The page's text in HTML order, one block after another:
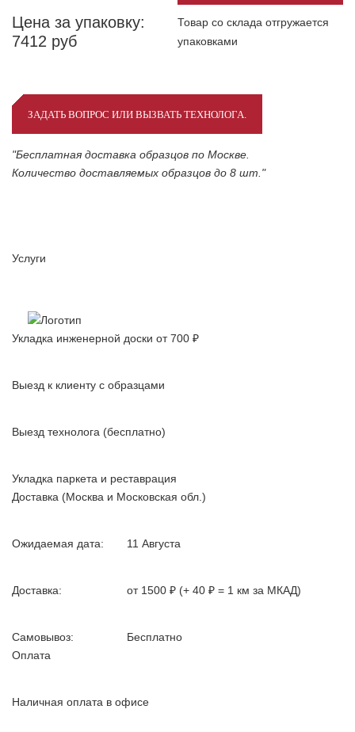
Цена за упаковку:
7412 руб
Товар со склада отгружается
упаковками
ЗАДАТЬ ВОПРОС ИЛИ ВЫЗВАТЬ ТЕХНОЛОГА.
"Бесплатная доставка образцов по Москве.
Количество доставляемых образцов до 8 шт."
Услуги
Укладка инженерной доски от 700 ₽
Выезд к клиенту с образцами
Выезд технолога (бесплатно)
Укладка паркета и реставрация
Доставка (Москва и Московская обл.)
Ожидаемая дата:
Доставка:
Самовывоз:
11 Августа
от 1500 ₽ (+ 40 ₽ = 1 км за МКАД)
Бесплатно
Оплата
Наличная оплата в офисе